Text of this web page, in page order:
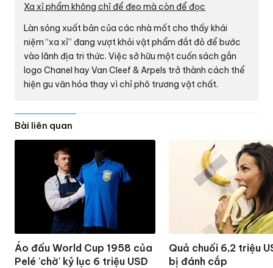
Xa xỉ phẩm không chỉ để đeo mà còn để đọc
Làn sóng xuất bản của các nhà mốt cho thấy khái
niệm “xa xỉ” đang vượt khỏi vật phẩm đắt đỏ để bước
vào lãnh địa tri thức. Việc sở hữu một cuốn sách gắn
logo Chanel hay Van Cleef & Arpels trở thành cách thể
hiện gu văn hóa thay vì chỉ phô trương vật chất.
Bài liên quan
Áo đấu World Cup 1958 của
Pelé 'chờ' kỷ lục 6 triệu USD
Quả chuối 6,2 triệu
bị đánh cắp